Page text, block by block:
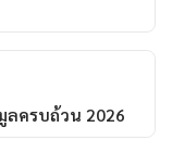
ลครบถ้วน 2026